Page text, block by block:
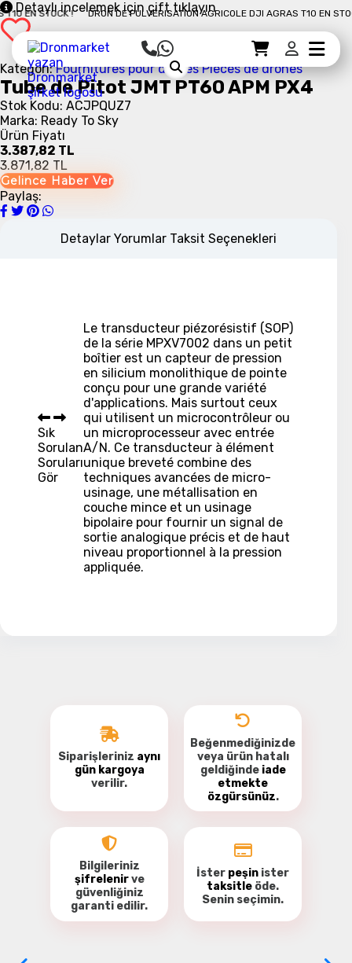
EN STOCK ! DRON DE PULVÉRISATION AGRICOLE DJI AGRAS T10 EN
Sepet
Sepet Detayı Ödemeye Geç
Detaylı incelemek için çift tıklayın
Kategori:Fournitures pour drones Pièces de drones
Tube de Pitot JMT PT60 APM PX4
Stok Kodu: ACJPQUZ7
Marka: Ready To Sky
Ürün Fiyatı
3.387,82 TL
3.871,82 TL
Gelince Haber Ver
Paylaş:
Detaylar Yorumlar Taksit Seçenekleri
Sık
Sorulan
Soruları
Gör
Le transducteur piézorésistif (SOP)
de la série MPXV7002 dans un petit
boîtier est un capteur de pression
en silicium monolithique de pointe
conçu pour une grande variété
d'applications. Mais surtout ceux
qui utilisent un microcontrôleur ou
un microprocesseur avec entrée
A/N. Ce transducteur à élément
unique breveté combine des
techniques avancées de micro-
usinage, une métallisation en
couche mince et un usinage
bipolaire pour fournir un signal de
sortie analogique précis et de haut
niveau proportionnel à la pression
appliquée.
Donnez votre avis
Siparişleriniz aynı
gün kargoya
verilir.
Beğenmediğinizde
veya ürün hatalı
geldiğinde iade
etmekte
özgürsünüz.
Bilgileriniz
şifrelenirve
güvenliğiniz
garanti edilir.
İster peşin ister
taksitle öde.
Senin seçimin.